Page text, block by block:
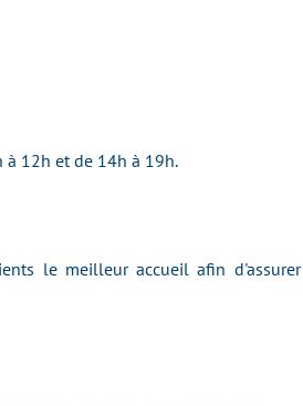
à 12h et de 14h à 19h.
le meilleur accueil afin